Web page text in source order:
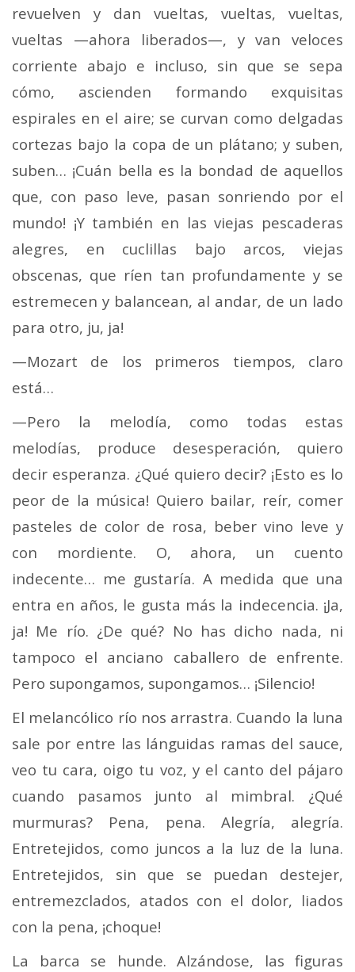
revuelven y dan vueltas, vueltas, vueltas,
vueltas —ahora liberados—, y van veloces
corriente abajo e incluso, sin que se sepa
cómo, ascienden formando exquisitas
espirales en el aire; se curvan como delgadas
cortezas bajo la copa de un plátano; y suben,
suben… ¡Cuán bella es la bondad de aquellos
que, con paso leve, pasan sonriendo por el
mundo! ¡Y también en las viejas pescaderas
alegres, en cuclillas bajo arcos, viejas
obscenas, que ríen tan profundamente y se
estremecen y balancean, al andar, de un lado
para otro, ju, ja!
—Mozart de los primeros tiempos, claro
está…
—Pero la melodía, como todas estas
melodías, produce desesperación, quiero
decir esperanza. ¿Qué quiero decir? ¡Esto es lo
peor de la música! Quiero bailar, reír, comer
pasteles de color de rosa, beber vino leve y
con mordiente. O, ahora, un cuento
indecente… me gustaría. A medida que una
entra en años, le gusta más la indecencia. ¡Ja,
ja! Me río. ¿De qué? No has dicho nada, ni
tampoco el anciano caballero de enfrente.
Pero supongamos, supongamos… ¡Silencio!
El melancólico río nos arrastra. Cuando la luna
sale por entre las lánguidas ramas del sauce,
veo tu cara, oigo tu voz, y el canto del pájaro
cuando pasamos junto al mimbral. ¿Qué
murmuras? Pena, pena. Alegría, alegría.
Entretejidos, como juncos a la luz de la luna.
Entretejidos, sin que se puedan destejer,
entremezclados, atados con el dolor, liados
con la pena, ¡choque!
La barca se hunde. Alzándose, las figuras